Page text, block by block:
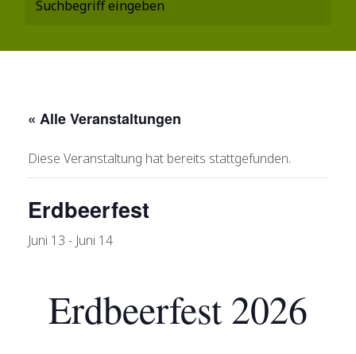
« Alle Veranstaltungen
Diese Veranstaltung hat bereits stattgefunden.
Erdbeerfest
Juni 13 - Juni 14
Erdbeerfest 2026